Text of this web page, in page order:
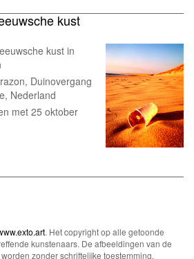
kust
kust in
Duinovergang
Nederland
met 25 oktober
. Het copyright op alle getoonde
kunstenaars. De afbeeldingen van de
zonder schriftelijke toestemming.